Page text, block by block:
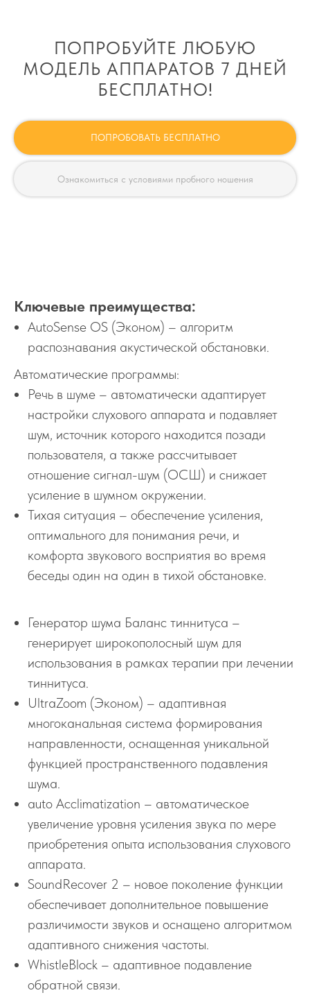
ПОПРОБУЙТЕ ЛЮБУЮ
МОДЕЛЬ АППАРАТОВ 7 ДНЕЙ
БЕСПЛАТНО!
ПОПРОБОВАТЬ БЕСПЛАТНО
Ознакомиться с условиями пробного ношения
Ключевые преимущества:
AutoSense OS (Эконом) – алгоритм
распознавания акустической обстановки.
Автоматические программы:
Речь в шуме – автоматически адаптирует
настройки слухового аппарата и подавляет
шум, источник которого находится позади
пользователя, а также рассчитывает
отношение сигнал-шум (ОСШ) и снижает
усиление в шумном окружении.
Тихая ситуация – обеспечение усиления,
оптимального для понимания речи, и
комфорта звукового восприятия во время
беседы один на один в тихой обстановке.
Генератор шума Баланс тиннитуса –
генерирует широкополосный шум для
использования в рамках терапии при лечении
тиннитуса.
UltraZoom (Эконом) – адаптивная
многоканальная система формирования
направленности, оснащенная уникальной
функцией пространственного подавления
шума.
auto Acclimatization – автоматическое
увеличение уровня усиления звука по мере
приобретения опыта использования слухового
аппарата.
SoundRecover 2 – новое поколение функции
обеспечивает дополнительное повышение
различимости звуков и оснащено алгоритмом
адаптивного снижения частоты.
WhistleBlock – адаптивное подавление
обратной связи.